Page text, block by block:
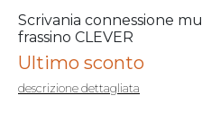
Scrivania connessione
frassino CLEVER
Ultimo sconto
descrizione dettagliata